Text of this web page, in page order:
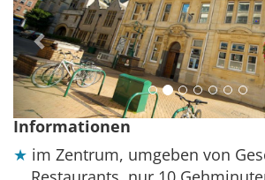
Informationen
im Zentrum, umgeben von